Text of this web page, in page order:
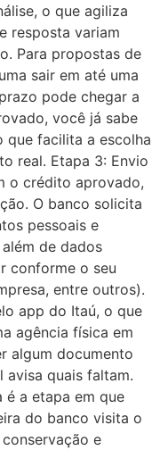
o que agiliza
resposta variam
Para propostas de
sair em até uma
pode chegar a
você já sabe
que facilita a escolha
real. Etapa 3: Envio
o crédito aprovado,
O banco solicita
pessoais e
de dados
conforme o seu
entre outros).
app do Itaú, o que
agência física em
algum documento
avisa quais faltam.
é a etapa em que
do banco visita o
e